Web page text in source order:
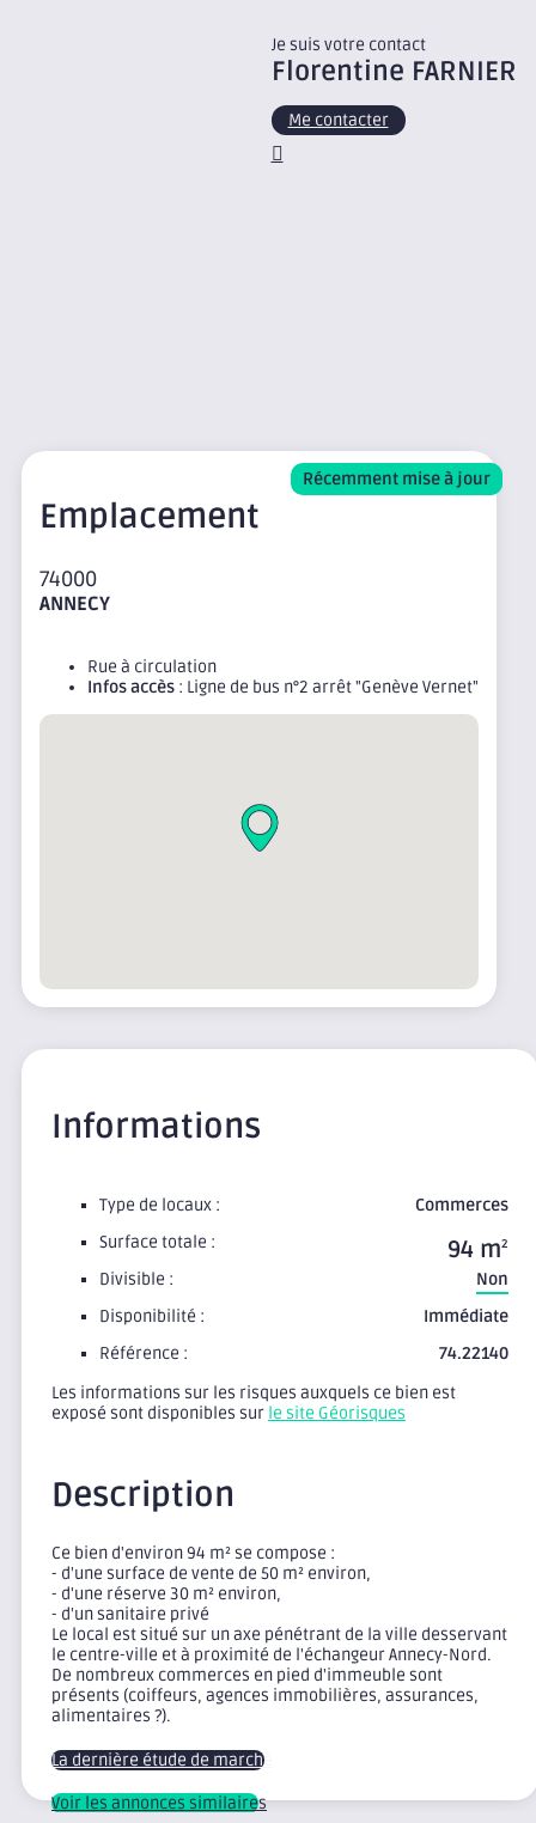
Je suis votre contact
Florentine FARNIER
Me contacter
Nouveauté
Récemment mise à jour
Emplacement
74000
ANNECY
Rue à circulation
Infos accès : Ligne de bus n°2 arrêt "Genève Vernet"
Informations
Type de locaux :
Commerces
Surface totale :
94 m2
Divisible :
Non
Disponibilité :
Immédiate
Référence :
74.22140
Les informations sur les risques auxquels ce bien est
exposé sont disponibles sur le site Géorisques
Description
Ce bien d'environ 94 m² se compose :
- d'une surface de vente de 50 m² environ,
- d'une réserve 30 m² environ,
- d'un sanitaire privé
Le local est situé sur un axe pénétrant de la ville desservant
le centre-ville et à proximité de l'échangeur Annecy-Nord.
De nombreux commerces en pied d'immeuble sont
présents (coiffeurs, agences immobilières, assurances,
alimentaires ?).
La dernière étude de marché
Voir les annonces similaires